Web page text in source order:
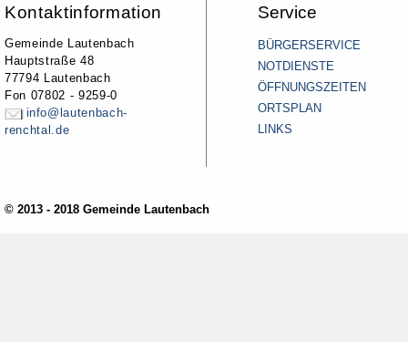
Kontaktinformation
Gemeinde Lautenbach
Hauptstraße 48
77794 Lautenbach
Fon 07802 - 9259-0
info@lautenbach-
renchtal.de
Service
BÜRGERSERVICE
NOTDIENSTE
ÖFFNUNGSZEITEN
ORTSPLAN
LINKS
© 2013 - 2018 Gemeinde Lautenbach